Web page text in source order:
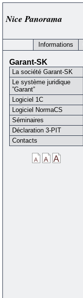
Nice Panorama
Informations
Garant-SK
La société Garant-SK
Le système juridique
”Garant”
Logiciel 1C
Logiciel NormaCS
Séminaires
Déclaration 3-PIT
Contacts